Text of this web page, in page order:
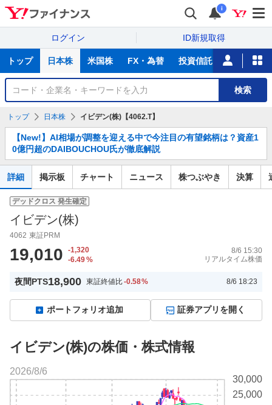
i
ログイン ID新規取得
サ
トップ 日本株 米国株 FX・為替 投資信託 ニュース
銘
検
検索
トップ 日本株 イビデン(株)【4062.T】
知
ら
せ
【New!】AI相場が調整を迎える中で今注目の有望銘柄は？資産1
0億円超のDAIBOUCHOU氏が徹底解説
詳細 掲示板 チャート ニュース 株つぶやき 決算
デッドクロス 発生確定
イビデン(株)
4062 東証PRM
19,010
-1,320
-6.49%
8/6 15:30
リアルタイム株価
夜間PTS18,900 東証終値比-0.58% 8/6 18:23
ポートフォリオ追加 証券アプリを開く
イビデン(株)の株価・株式情報
25,000
30,000
2026/8/6